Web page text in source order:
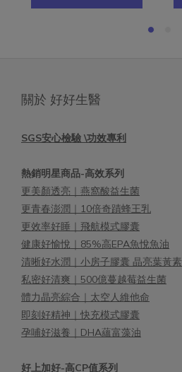
關於 好好生醫
SGS安心檢驗 \功效專利
熱銷明星商品-高效系列
更美顏透亮｜燕窩酸益生菌
更青春澎潤｜10倍奇蹟蜂王乳
更效率好睡｜飛航模式膠囊
健康好愉悅｜85%高EPA魚悅魚油
清晰好水潤｜小房子膠囊 晶亮葉黃素
私密好清爽｜500億蔓越莓益生菌
體力晶亮綜合｜太空人維他命
即刻好精神｜快充模式膠囊
孕哺好滋養｜DHA蘊富藻油
好上加好-高CP值系列